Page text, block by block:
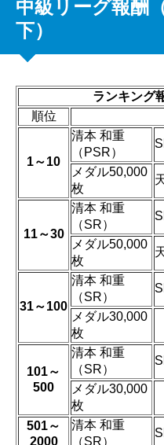
中級リーグ報酬
下）
ランキング
順位
1～10
清本 和重
（PSR）
メダル50,000
枚
11～30
清本 和重
（SR）
メダル50,000
枚
31～100
清本 和重
（SR）
メダル30,000
枚
101～
500
清本 和重
（SR）
メダル30,000
枚
501～
2000
清本 和重
（SR）